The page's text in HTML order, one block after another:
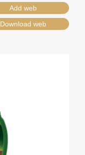
Add web
Download web